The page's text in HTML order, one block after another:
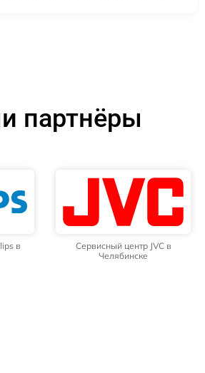
партнёры
в
Сервисный центр JVC в
Челябинске